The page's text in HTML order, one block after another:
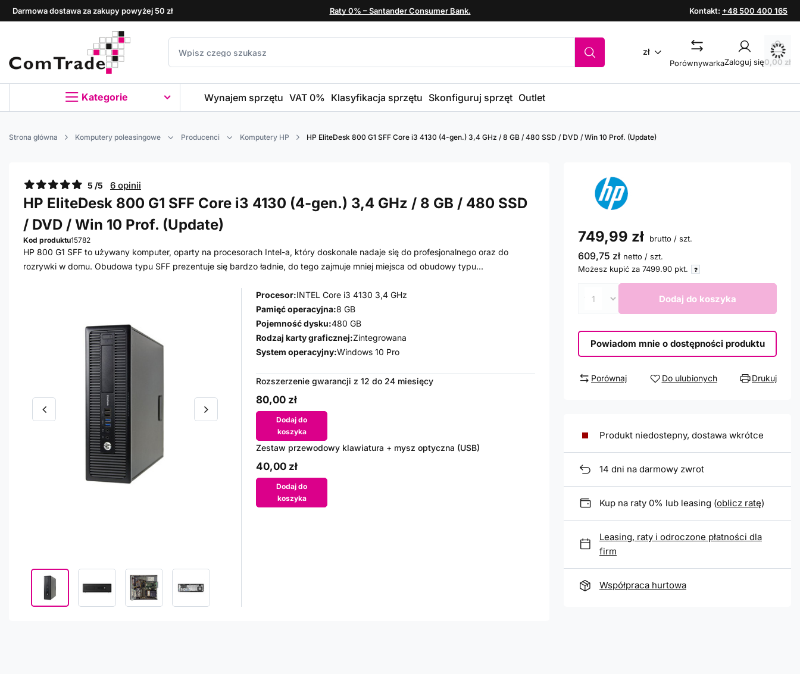
Darmowa dostawa za zakupy powyżej 50 zł Raty 0% – Santander Consumer Bank. Kontakt: +48 500 400 165
zł
PorównywarkaZaloguj się0,00 zł
Kategorie Wynajem sprzętu VAT 0% Klasyfikacja sprzętu Skonfiguruj sprzęt Outlet
Strona główna Komputery poleasingowe Producenci Komputery HP HP EliteDesk 800 G1 SFF Core i3 4130 (4-gen.) 3,4 GHz / 8 GB / 480 SSD / DVD / Win 10 Prof. (Update)
5 /5 6 opinii
HP EliteDesk 800 G1 SFF Core i3 4130 (4-gen.) 3,4 GHz / 8 GB / 480 SSD
/ DVD / Win 10 Prof. (Update)
Kod produktu15782
HP 800 G1 SFF to używany komputer, oparty na procesorach Intel-a, który doskonale nadaje się do profesjonalnego oraz do
rozrywki w domu. Obudowa typu SFF prezentuje się bardzo ładnie, do tego zajmuje mniej miejsca od obudowy typu...
Procesor:INTEL Core i3 4130 3,4 GHz
Pamięć operacyjna:8 GB
Pojemność dysku:480 GB
Rodzaj karty graficznej:Zintegrowana
System operacyjny:Windows 10 Pro
Rozszerzenie gwarancji z 12 do 24 miesięcy
80,00 zł
Dodaj do
koszyka
Zestaw przewodowy klawiatura + mysz optyczna (USB)
40,00 zł
Dodaj do
koszyka
749,99 zł brutto / szt.
609,75 zł netto / szt.
Możesz kupić za 7499.90 pkt.
Dodaj do koszyka
Powiadom mnie o dostępności produktu
Porównaj Do ulubionych Drukuj
Produkt niedostepny, dostawa wkrótce
14 dni na darmowy zwrot
Kup na raty 0% lub leasing (oblicz ratę)
Leasing, raty i odroczone płatności dla
firm
Współpraca hurtowa